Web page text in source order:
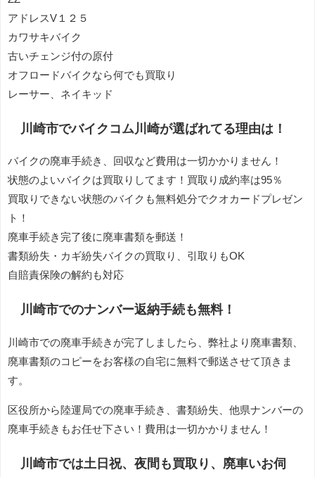
アドレスV１２５
カワサキバイク
古いチェンジ付の原付
オフロードバイクなら何でも買取り
レーサー、ネイキッド
川崎市でバイクコム川崎が選ばれてる理由は！
バイクの廃車手続き、回収など費用は一切かかりません！
状態のよいバイクは買取りしてます！買取り成約率は95％
買取りできない状態のバイクも無料処分でクオカードプレゼン
ト！
廃車手続き完了後に廃車書類を郵送！
書類紛失・カギ紛失バイクの買取り、引取りもOK
自賠責保険の解約も対応
川崎市でのナンバー返納手続も無料！
川崎市での廃車手続きが完了しましたら、弊社より廃車書類、
廃車書類のコピーをお客様の自宅に無料で郵送させて頂きま
す。
区役所から陸運局での廃車手続き、書類紛失、他県ナンバーの
廃車手続きもお任せ下さい！費用は一切かかりません！
川崎市では土日祝、夜間も買取り、廃車いお伺